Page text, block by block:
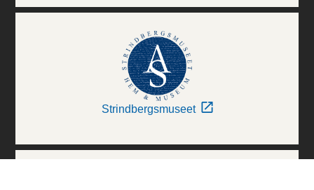
Strindbergsmuseet